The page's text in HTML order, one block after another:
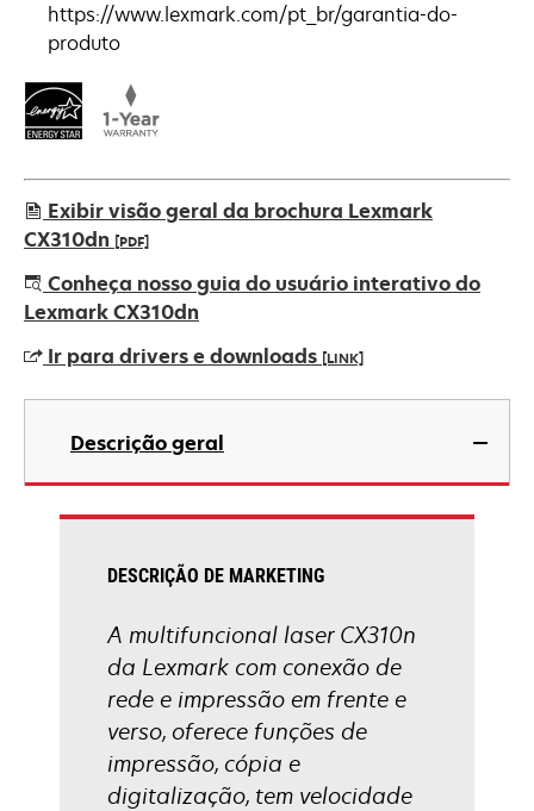
https://www.lexmark.com/pt_br/garantia-do-
produto
Exibir visão geral da brochura Lexmark
CX310dn [PDF]
abre
em
nova
guia
Conheça nosso guia do usuário interativo do
Lexmark CX310dn
Ir para drivers e downloads [LINK]
abre
nova
guia
Descrição geral
DESCRIÇÃO DE MARKETING
A multifuncional laser CX310n
da Lexmark com conexão de
rede e impressão em frente e
verso, oferece funções de
impressão, cópia e
digitalização, tem velocidade